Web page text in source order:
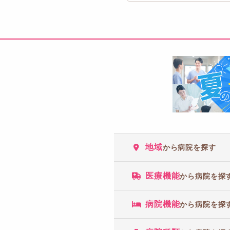
地域から病院を探す
医療機能から病院を探
病院機能から病院を探